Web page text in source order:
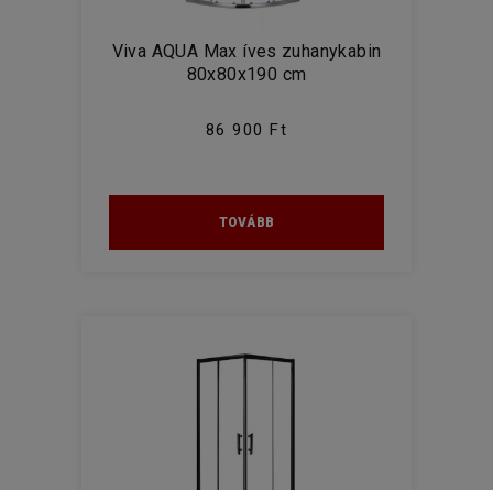
Viva AQUA Max íves zuhanykabin
80x80x190 cm
86 900 Ft
TOVÁBB